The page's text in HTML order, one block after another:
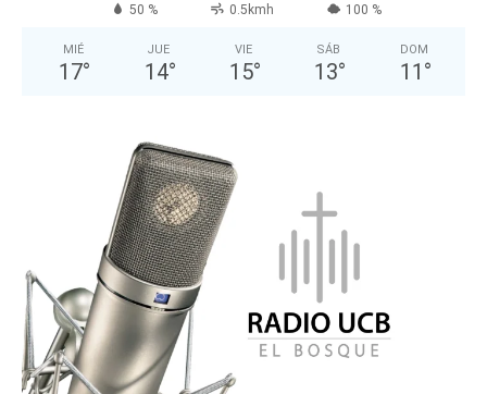
50 % 0.5kmh 100 %
MIÉ
17°
JUE
14°
VIE
15°
SÁB
13°
DOM
11 °